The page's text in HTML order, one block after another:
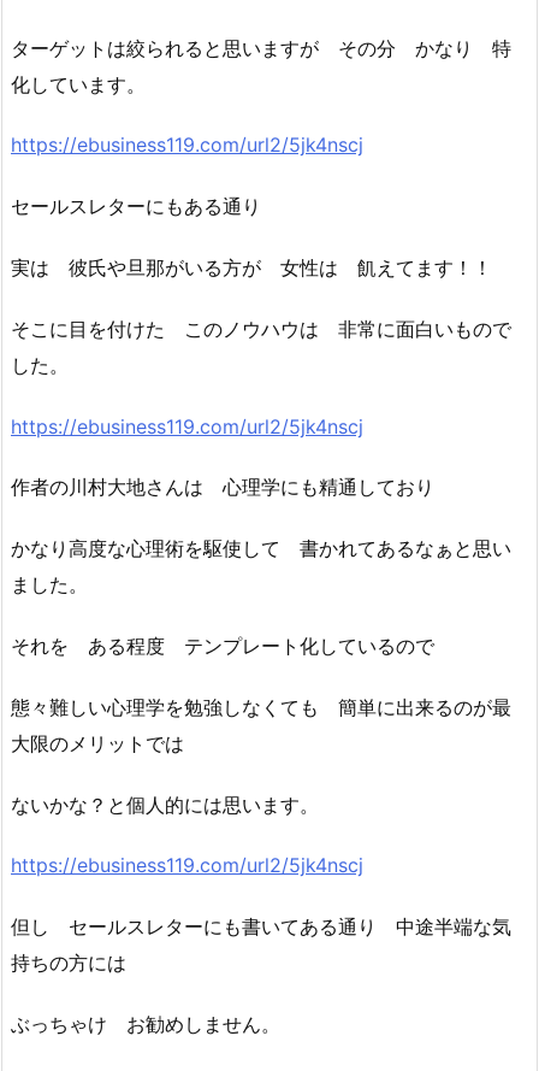
ターゲットは絞られると思いますが その分 かなり 特
化しています。
https://ebusiness119.com/url2/5jk4nscj
セールスレターにもある通り
実は 彼氏や旦那がいる方が 女性は 飢えてます！！
そこに目を付けた このノウハウは 非常に面白いもので
した。
https://ebusiness119.com/url2/5jk4nscj
作者の川村大地さんは 心理学にも精通しており
かなり高度な心理術を駆使して 書かれてあるなぁと思い
ました。
それを ある程度 テンプレート化しているので
態々難しい心理学を勉強しなくても 簡単に出来るのが最
大限のメリットでは
ないかな？と個人的には思います。
https://ebusiness119.com/url2/5jk4nscj
但し セールスレターにも書いてある通り 中途半端な気
持ちの方には
ぶっちゃけ お勧めしません。